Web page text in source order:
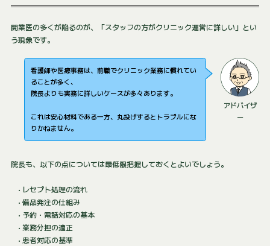
開業医の多くが陥るのが、「スタッフの方がクリニック運営に詳しい」とい
う現象です。
アドバイザ
ー
看護師や医療事務は、前職でクリニック業務に慣れてい
ることが多く、
院長よりも実務に詳しいケースが多々あります。
これは安心材料である一方、丸投げするとトラブルにな
りかねません。
院長も、以下の点については最低限把握しておくとよいでしょう。
• レセプト処理の流れ
• 備品発注の仕組み
• 予約・電話対応の基本
• 業務分担の適正
• 患者対応の基準